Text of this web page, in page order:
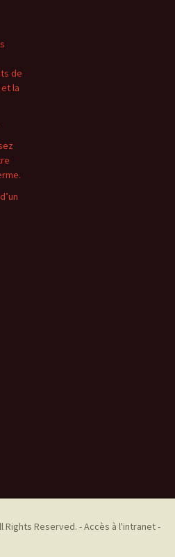
de
la
Rights Reserved. -Accès à l'intranet-